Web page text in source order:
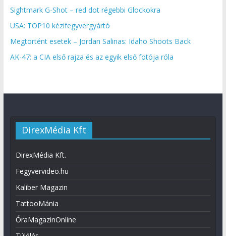
Sightmark G-Shot – red dot régebbi Glockokra
USA: TOP10 kézifegyvergyártó
Megtörtént esetek – Jordan Salinas: Idaho Shoots Back
AK-47: a CIA első rajza és az egyik első fotója róla
DirexMédia Kft
DirexMédia Kft.
Fegyvervideo.hu
Kaliber Magazin
TattooMánia
ÓraMagazinOnline